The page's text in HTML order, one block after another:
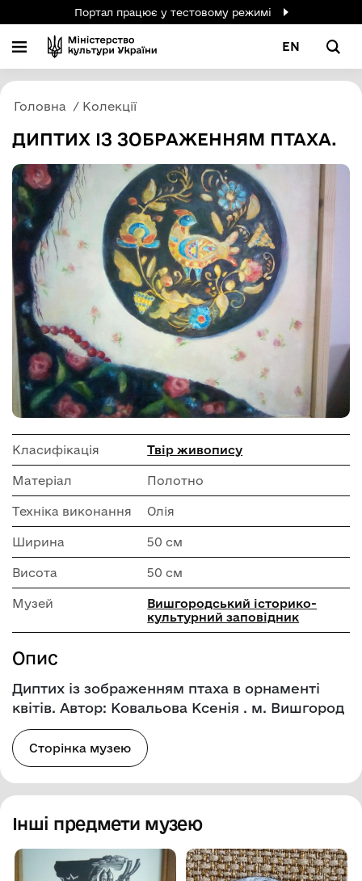
Портал працює у тестовому режимі
EN
Головна Колекції
ДИПТИХ ІЗ ЗОБРАЖЕННЯМ ПТАХА.
Класифікація Твір живопису
Матеріал Полотно
Техніка виконання Олія
Ширина 50 см
Висота 50 см
Музей
Вишгородський історико-
культурний заповідник
Опис
Диптих із зображенням птаха в орнаменті
квітів. Автор: Ковальова Ксенія . м. Вишгород
Сторінка музею
Інші предмети музею